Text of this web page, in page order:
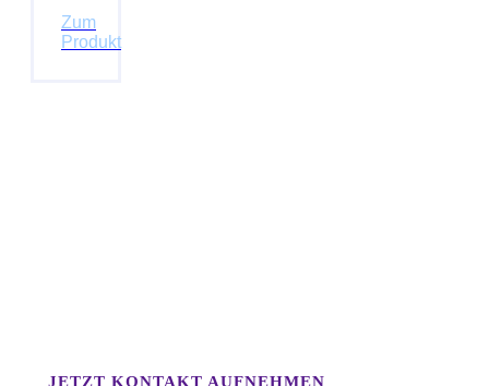
Zum
Produkt
JETZT KONTAKT AUFNEHMEN